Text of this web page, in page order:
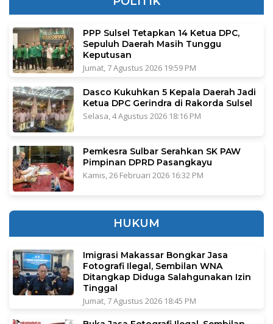
PPP Sulsel Tetapkan 14 Ketua DPC,
Sepuluh Daerah Masih Tunggu
Keputusan
Jumat, 7 Agustus 2026 19:59 PM
Dasco Kukuhkan 5 Kepala Daerah Jadi
Ketua DPC Gerindra di Rakorda Sulsel
Selasa, 4 Agustus 2026 18:16 PM
Pemkesra Sulbar Serahkan SK PAW
Pimpinan DPRD Pasangkayu
Kamis, 26 Februari 2026 16:32 PM
HUKUM
Imigrasi Makassar Bongkar Jasa
Fotografi Ilegal, Sembilan WNA
Ditangkap Diduga Salahgunakan Izin
Tinggal
Jumat, 7 Agustus 2026 18:45 PM